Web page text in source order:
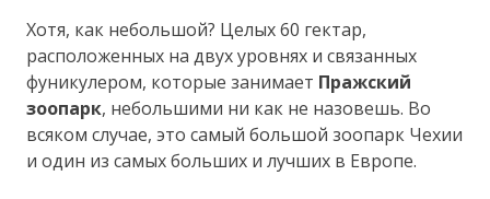
Хотя, как небольшой? Целых 60 гектар,
расположенных на двух уровнях и связанных
фуникулером, которые занимает Пражский
зоопарк, небольшими ни как не назовешь. Во
всяком случае, это самый большой зоопарк Чехии
и один из самых больших и лучших в Европе.